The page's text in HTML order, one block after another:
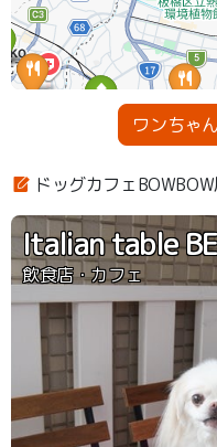
ワンちゃ
ドッグカフェ
Italian table
飲食店・カフェ